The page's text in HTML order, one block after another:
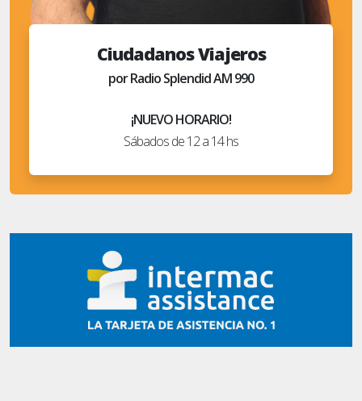
Ciudadanos Viajeros
por Radio Splendid AM 990
¡NUEVO HORARIO!
Sábados de 12 a 14 hs